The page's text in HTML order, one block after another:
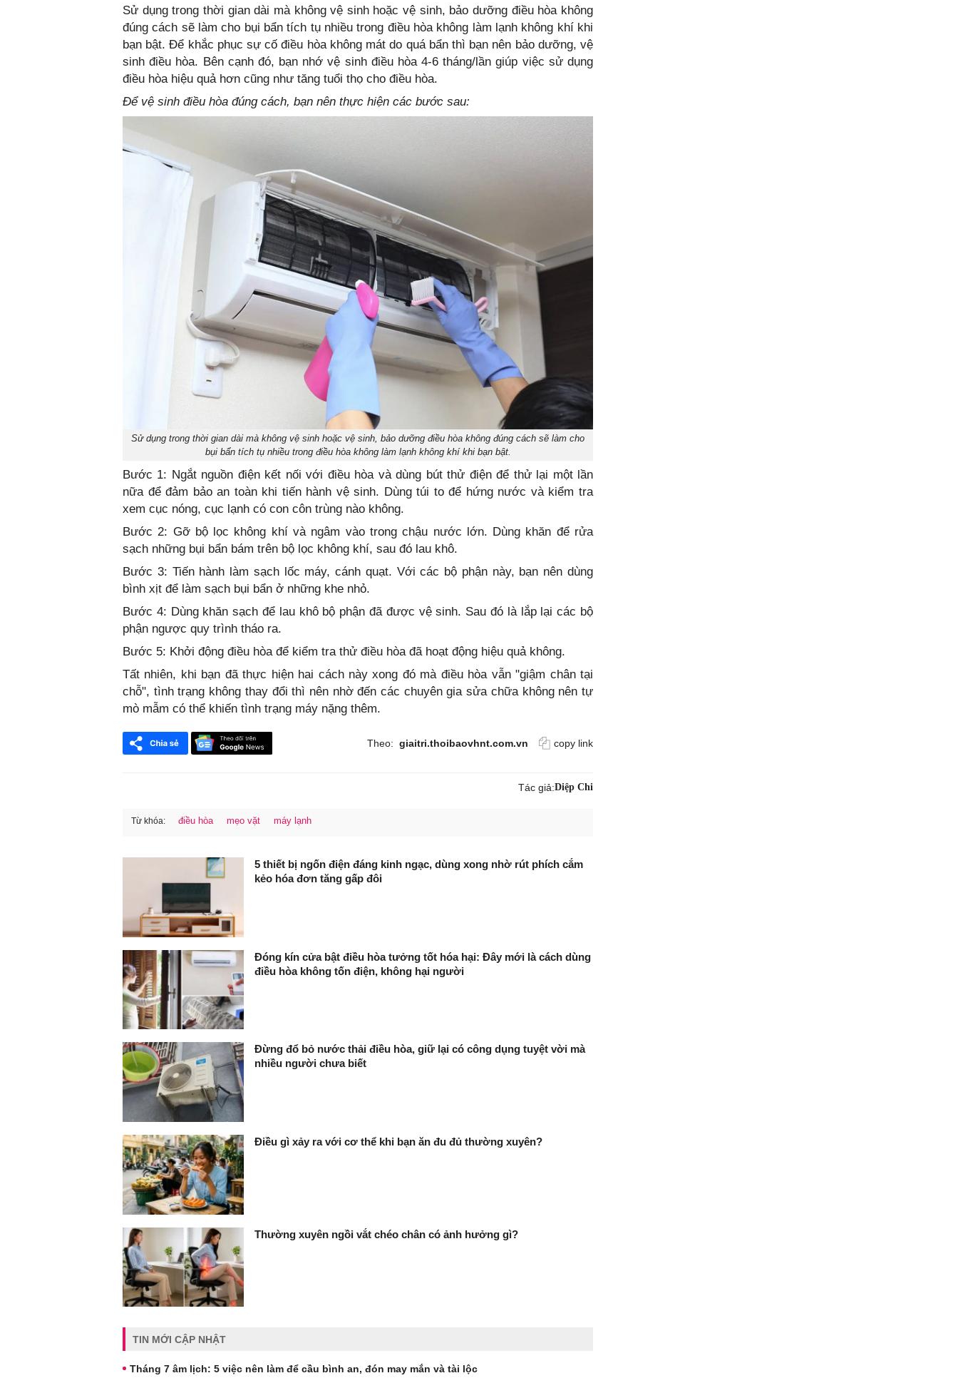
Sử dụng trong thời gian dài mà không vệ sinh hoặc vệ sinh, bảo dưỡng điều hòa không
đúng cách sẽ làm cho bụi bẩn tích tụ nhiều trong điều hòa không làm lạnh không khí khi
bạn bật. Để khắc phục sự cố điều hòa không mát do quá bẩn thì bạn nên bảo dưỡng, vệ
sinh điều hòa. Bên cạnh đó, bạn nhớ vệ sinh điều hòa 4-6 tháng/lần giúp việc sử dụng
điều hòa hiệu quả hơn cũng như tăng tuổi thọ cho điều hòa.
Để vệ sinh điều hòa đúng cách, bạn nên thực hiện các bước sau:
Sử dụng trong thời gian dài mà không vệ sinh hoặc vệ sinh, bảo dưỡng điều hòa không đúng cách sẽ làm cho
bụi bẩn tích tụ nhiều trong điều hòa không làm lạnh không khí khi bạn bật.
Bước 1: Ngắt nguồn điện kết nối với điều hòa và dùng bút thử điện để thử lại một lần
nữa để đảm bảo an toàn khi tiến hành vệ sinh. Dùng túi to để hứng nước và kiểm tra
xem cục nóng, cục lạnh có con côn trùng nào không.
Bước 2: Gỡ bộ lọc không khí và ngâm vào trong chậu nước lớn. Dùng khăn để rửa
sạch những bụi bẩn bám trên bộ lọc không khí, sau đó lau khô.
Bước 3: Tiến hành làm sạch lốc máy, cánh quạt. Với các bộ phận này, bạn nên dùng
bình xịt để làm sạch bụi bẩn ở những khe nhỏ.
Bước 4: Dùng khăn sạch để lau khô bộ phận đã được vệ sinh. Sau đó là lắp lại các bộ
phận ngược quy trình tháo ra.
Bước 5: Khởi động điều hòa để kiểm tra thử điều hòa đã hoạt động hiệu quả không.
Tất nhiên, khi bạn đã thực hiện hai cách này xong đó mà điều hòa vẫn "giậm chân tại
chỗ", tình trạng không thay đổi thì nên nhờ đến các chuyên gia sửa chữa không nên tự
mò mẫm có thể khiến tình trạng máy nặng thêm.
Theo: giaitri.thoibaovhnt.com.vn copy link
Tác giả:Diệp Chi
Từ khóa: điều hòa mẹo vặt máy lạnh
5 thiết bị ngốn điện đáng kinh ngạc, dùng xong nhờ rút phích cắm
kẻo hóa đơn tăng gấp đôi
Đóng kín cửa bật điều hòa tưởng tốt hóa hại: Đây mới là cách dùng
điều hòa không tốn điện, không hại người
Đừng đổ bỏ nước thải điều hòa, giữ lại có công dụng tuyệt vời mà
nhiều người chưa biết
Điều gì xảy ra với cơ thể khi bạn ăn đu đủ thường xuyên?
Thường xuyên ngồi vắt chéo chân có ảnh hưởng gì?
TIN MỚI CẬP NHẬT
Tháng 7 âm lịch: 5 việc nên làm để cầu bình an, đón may mắn và tài lộc